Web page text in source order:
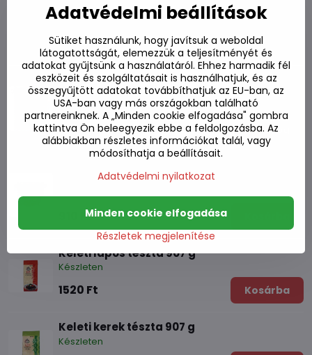
Alternatív termékek
Friss Udon tészta 200 g
Készleten
550 Ft Kosárba
ízesítéssel 111g
Készleten
910 Ft
Keleti lapos tészta 907 g
Készleten
1520 Ft Kosárba
Keleti kerek tészta 907 g
Készleten
Adatvédelmi beállítások
Sütiket használunk, hogy javítsuk a weboldal
látogatottságát, elemezzük a teljesítményét és
adatokat gyűjtsünk a használatáról. Ehhez harmadik fél
eszközeit és szolgáltatásait is használhatjuk, és az
összegyűjtött adatokat továbbíthatjuk az EU-ban, az
USA-ban vagy más országokban található
partnereinknek. A „Minden cookie elfogadása" gombra
kattintva Ön beleegyezik ebbe a feldolgozásba. Az
alábbiakban részletes információkat talál, vagy
módosíthatja a beállításait.
Adatvédelmi nyilatkozat
Részletek megjelenítése
Minden cookie elfogadása